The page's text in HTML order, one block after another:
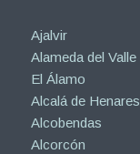
Ajalvir
Alameda del Valle
El Álamo
Alcalá de Henares
Alcobendas
Alcorcón